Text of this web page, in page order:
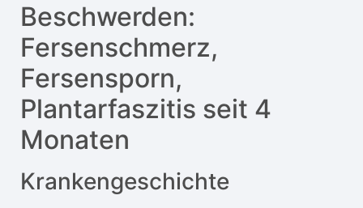
Beschwerden:
Fersenschmerz,
Fersensporn,
Plantarfaszitis seit 4
Monaten
Krankengeschichte